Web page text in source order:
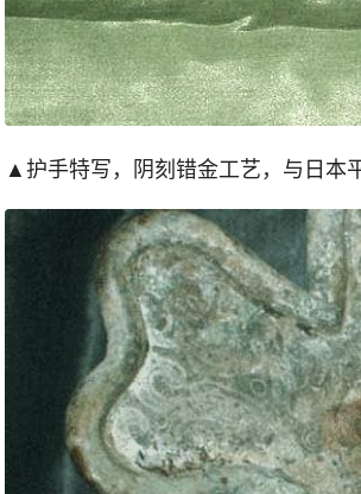
▲护手特写，阴刻错金工艺，与日本